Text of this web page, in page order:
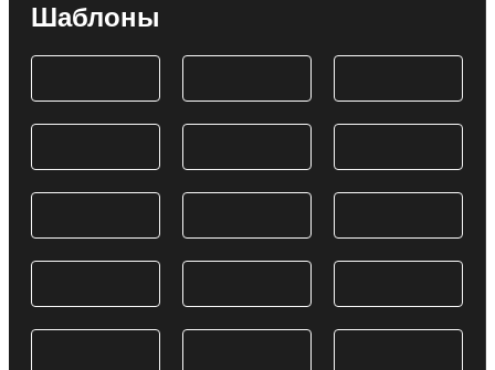
Шаблоны